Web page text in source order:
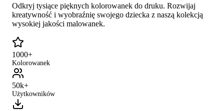
Odkryj tysiące pięknych kolorowanek do druku. Rozwijaj
kreatywność i wyobraźnię swojego dziecka z naszą kolekcją
wysokiej jakości malowanek.
1000+
Kolorowanek
50k+
Użytkowników